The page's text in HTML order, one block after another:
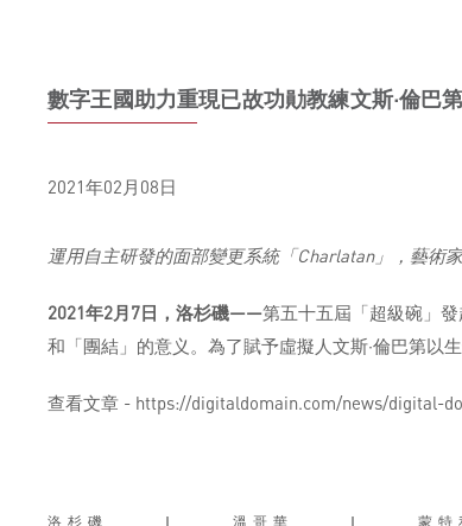
數字王國助力重現已故功勛教練文斯·倫巴
2021年02月08日
運用自主研發的面部變更系統「Charlatan」，藝術
2021年2月7日，洛杉磯——第五十五屆「超級碗」
和「團結」的意义。為了賦予虛擬人文斯·倫巴第以
查看文章 - https://digitaldomain.com/news/digital-
洛杉磯 | 溫哥華 | 蒙特